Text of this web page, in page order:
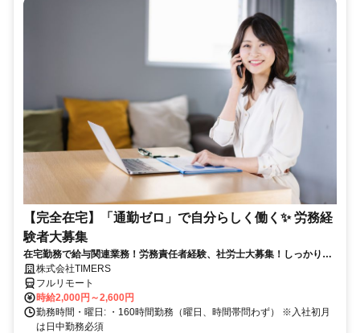
【完全在宅】「通勤ゼロ」で自分らしく働く✨ 労務経
験者大募集
在宅勤務で給与関連業務！労務責任者経験、社労士大募集！しっかり稼
ぎたい方、注目！
株式会社TIMERS
フルリモート
時給2,000円～2,600円
勤務時間・曜日: ・160時間勤務（曜日、時間帯問わず） ※入社初月
は日中勤務必須